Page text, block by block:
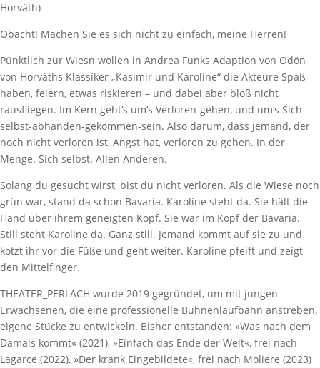
Horváth)
Obacht! Machen Sie es sich nicht zu einfach, meine Herren!
Pünktlich zur Wiesn wollen in Andrea Funks Adaption von Ödön
von Horváths Klassiker „Kasimir und Karoline“ die Akteure Spaß
haben, feiern, etwas riskieren – und dabei aber bloß nicht
rausfliegen. Im Kern geht‘s um‘s Verloren-gehen, und um‘s Sich-
selbst-abhanden-gekommen-sein. Also darum, dass jemand, der
noch nicht verloren ist, Angst hat, verloren zu gehen. In der
Menge. Sich selbst. Allen Anderen.
Solang du gesucht wirst, bist du nicht verloren. Als die Wiese noch
grün war, stand da schon Bavaria. Karoline steht da. Sie hält die
Hand über ihrem geneigten Kopf. Sie war im Kopf der Bavaria.
Still steht Karoline da. Ganz still. Jemand kommt auf sie zu und
kotzt ihr vor die Füße und geht weiter. Karoline pfeift und zeigt
den Mittelfinger.
THEATER_PERLACH wurde 2019 gegründet, um mit jungen
Erwachsenen, die eine professionelle Bühnenlaufbahn anstreben,
eigene Stücke zu entwickeln. Bisher entstanden: »Was nach dem
Damals kommt« (2021), »Einfach das Ende der Welt«, frei nach
Lagarce (2022), »Der krank Eingebildete«, frei nach Moliere (2023)